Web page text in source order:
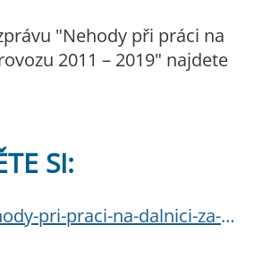
"Nehody při práci na
2011 – 2019" najdete
SI:
pri-praci-na-dalnici-za-provozu-2011-2019.pdf